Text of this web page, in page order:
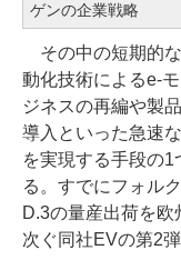
ゲンの企業戦略
その中の短期的
動化技術によるe-
ジネスの再編や製
導入といった急速
を実現する手段の
る。すでにフォル
D.3の量産出荷を
次ぐ同社EVの第2